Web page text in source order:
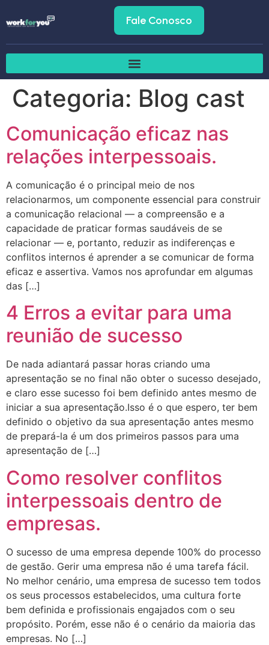
Fale Conosco
Categoria: Blog cast
Comunicação eficaz nas
relações interpessoais.
A comunicação é o principal meio de nos
relacionarmos, um componente essencial para construir
a comunicação relacional — a compreensão e a
capacidade de praticar formas saudáveis ​​de se
relacionar — e, portanto, reduzir as indiferenças e
conflitos internos é aprender a se comunicar de forma
eficaz e assertiva. Vamos nos aprofundar em algumas
das […]
4 Erros a evitar para uma
reunião de sucesso
De nada adiantará passar horas criando uma
apresentação se no final não obter o sucesso desejado,
e claro esse sucesso foi bem definido antes mesmo de
iniciar a sua apresentação.Isso é o que espero, ter bem
definido o objetivo da sua apresentação antes mesmo
de prepará-la é um dos primeiros passos para uma
apresentação de […]
Como resolver conflitos
interpessoais dentro de
empresas.
O sucesso de uma empresa depende 100% do processo
de gestão. Gerir uma empresa não é uma tarefa fácil.
No melhor cenário, uma empresa de sucesso tem todos
os seus processos estabelecidos, uma cultura forte
bem definida e profissionais engajados com o seu
propósito. Porém, esse não é o cenário da maioria das
empresas. No […]